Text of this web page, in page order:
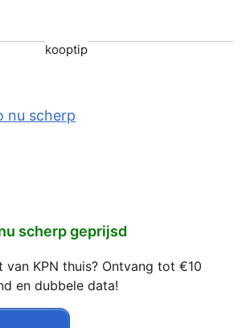
kooptip
scherp geprijsd
van KPN thuis? Ontvang tot €10
en dubbele data!